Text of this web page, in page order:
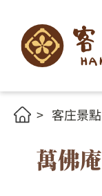
客庄景點
萬佛庵